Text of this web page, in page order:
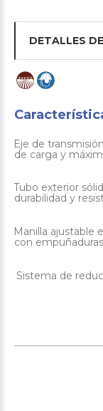
DETALLES
Eje de
de carga y
Tubo exterior
durabilidad y
Manilla ajustable
con
Sistema de